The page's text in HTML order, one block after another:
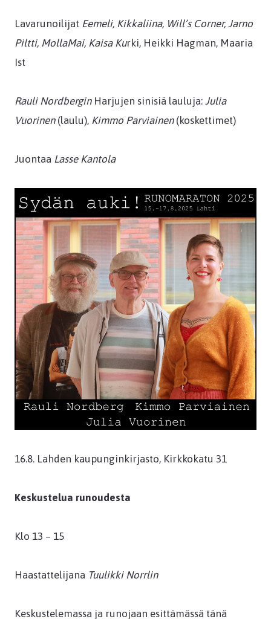
Lavarunoilijat Eemeli, Kikkaliina, Will’s Corner, Jarno
Piltti, MollaMai, Kaisa Kurki, Heikki Hagman, Maaria
Ist
Rauli NordberginHarjujen sinisiä lauluja: Julia
Vuorinen(laulu), Kimmo Parviainen(koskettimet)
Juontaa Lasse Kantola
16.8. Lahden kaupunginkirjasto, Kirkkokatu 31
Keskustelua runoudesta
Klo 13 – 15
Haastattelijana Tuulikki Norrlin
Keskustelemassa ja runojaan esittämässä tänä